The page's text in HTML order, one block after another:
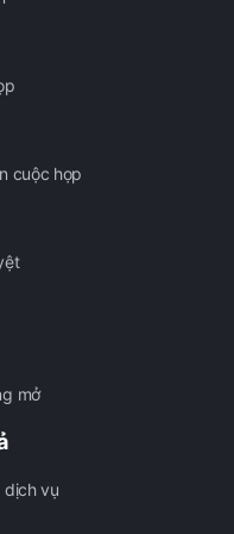
cuộc họp
mở
dịch vụ